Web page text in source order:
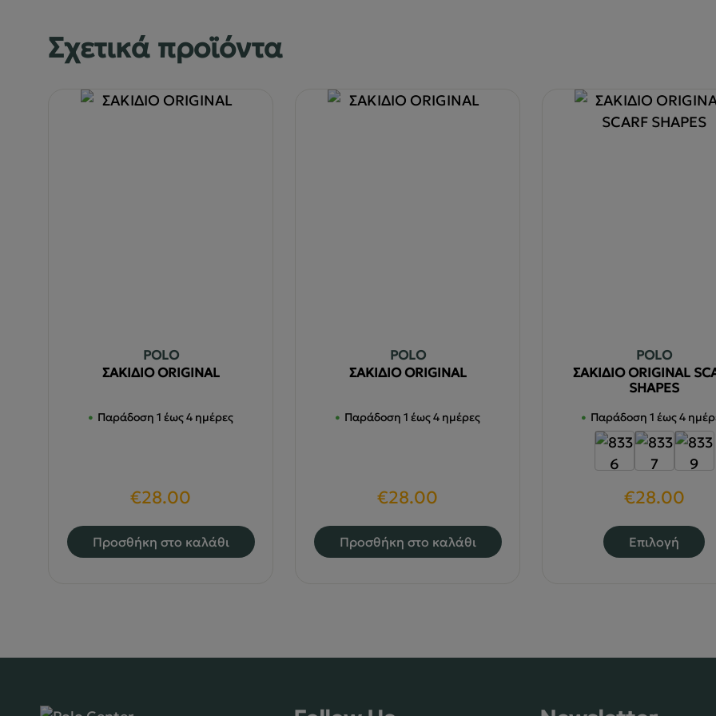
Σχετικά προϊόντα
POLO
ΣΑΚΙΔΙΟ ORIGINAL
Παράδοση 1 έως 4 ημέρες
€28.00
Προσθήκη στο καλάθι
POLO
ΣΑΚΙΔΙΟ ORIGINAL
Παράδοση 1 έως 4 ημέρες
€28.00
Προσθήκη στο καλάθι
POLO
ΣΑΚΙΔΙΟ ORIGINAL
SHAPES
Παράδοση 1 έως 4
€28.00
Επιλογή